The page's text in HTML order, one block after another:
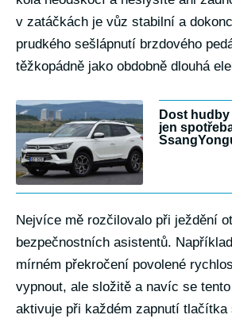
v zatáčkách je vůz stabilní a
prudkého sešlápnutí brzdového
těžkopádně jako obdobně dlouhá
Dost
jen
Nejvíce mě rozčilovalo při ježdění
bezpečnostních asistentů.
mírném překročení povolené
vypnout, ale složitě a navíc se
aktivuje při každém zapnutí tlačítka